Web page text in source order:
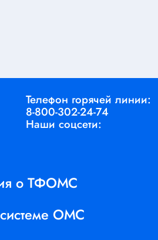
о ТФОМС
ОМС
Телефон горячей линии:
8-800-302-24-74
Наши соцсети: